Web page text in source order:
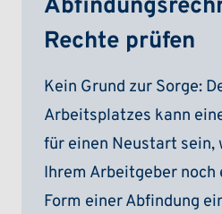
Rechte prüfen
Kein Grund zur Sorge:
Arbeitsplatzes kann
für einen Neustart sein,
Ihrem Arbeitgeber
Form einer Abfindung